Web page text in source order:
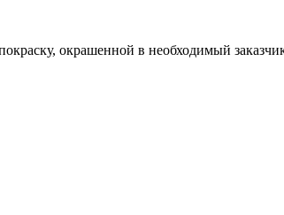
окрашенной в необходимый